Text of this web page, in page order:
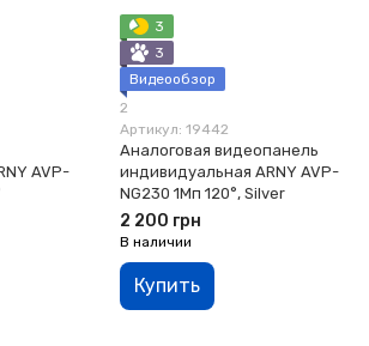
AVP-
3
3
Видеообзор
2
Артикул: 19442
Аналоговая видеопанель
индивидуальная ARNY AVP-
NG230 1Мп 120°, Silver
2 200 грн
В наличии
Купить